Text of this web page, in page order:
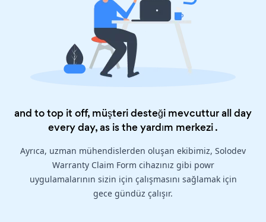
and to top it off, müşteri desteği mevcuttur all day
every day, as is theyardım merkezi.
Ayrıca, uzman mühendislerden oluşan ekibimiz, Solodev
Warranty Claim Form cihazınız gibi powr
uygulamalarının sizin için çalışmasını sağlamak için
gece gündüz çalışır.